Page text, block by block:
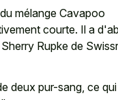
mélange Cavapoo
courte. Il a
Rupke de
deux pur-sang, ce